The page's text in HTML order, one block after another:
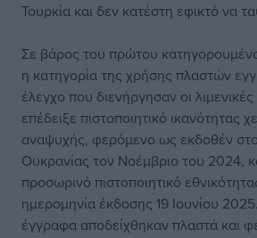
Τουρκία και δεν κατέστη εφικτό να
Σε βάρος του πρώτου
η κατηγορία της χρήσης πλαστών
έλεγχο που διενήργησαν οι
επέδειξε πιστοποιητικό ικανότητας
αναψυχής, φερόμενο ως εκδοθέν
Ουκρανίας τον Νοέμβριο του 2024,
προσωρινό πιστοποιητικό
ημερομηνία έκδοσης 19 Ιουνίου
έγγραφα αποδείχθηκαν πλαστά και